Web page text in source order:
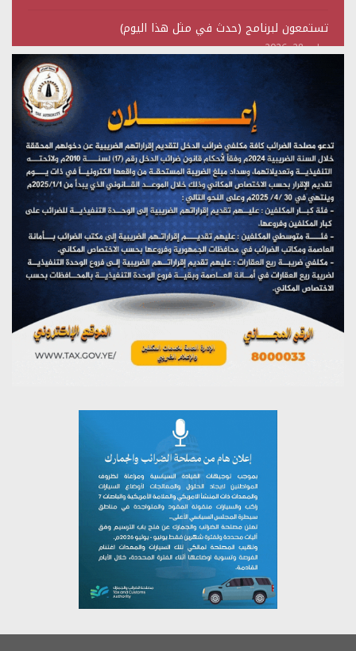
تستمعون لبرنامج (حدث في مثل هذا اليوم)
يوليو 28, 2026
(نحن لا نهزم) بث مباشر
تستمعون لبرنامج (هندسة الوهم)
يوليو 28, 2026
مؤتمر صحفي لمركز عين الإنسانية حول جرائم تحالف العدوان
على اليمن
يوليو 27, 2026
تستمعون لبرنامج (مع السيد القائد)
يوليو 26, 2026